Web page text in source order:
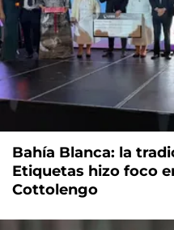
Bahía Blanca: la
Etiquetas hizo foco
Cottolengo